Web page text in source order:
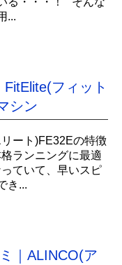
...
フィット
シン
ート)FE32Eの特徴
ランニングに最適
ていて、早いスピ
き...
｜ALINCO(ア